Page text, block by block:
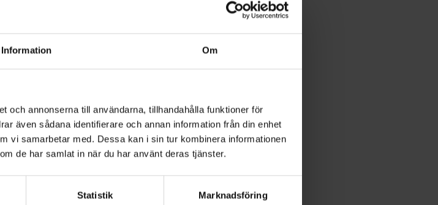
Information Om
och annonserna till användarna, tillhandahålla funktioner för
även sådana identifierare och annan information från din enhet
vi samarbetar med. Dessa kan i sin tur kombinera informationen
de har samlat in när du har använt deras tjänster.
Statistik Marknadsföring
tillbehör